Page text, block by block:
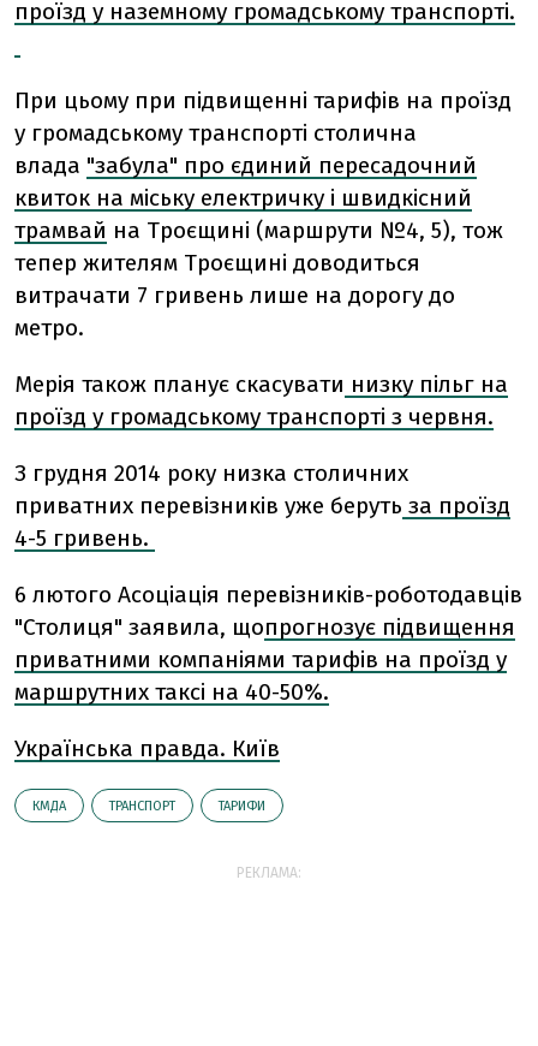
проїзд у наземному громадському транспорті.
При цьому при підвищенні тарифів на проїзд
у громадському транспорті столична
влада "забула" про єдиний пересадочний
квиток на міську електричку і швидкісний
трамвай на Троєщині (маршрути №4, 5), тож
тепер жителям Троєщині доводиться
витрачати 7 гривень лише на дорогу до
метро.
Мерія також планує скасувати низку пільг на
проїзд у громадському транспорті з червня.
З грудня 2014 року низка столичних
приватних перевізників уже беруть за проїзд
4-5 гривень.
6 лютого Асоціація перевізників-роботодавців
"Столиця" заявила, щопрогнозує підвищення
приватними компаніями тарифів на проїзд у
маршрутних таксі на 40-50%.
Українська правда. Київ
КМДА ТРАНСПОРТ ТАРИФИ
РЕКЛАМА: